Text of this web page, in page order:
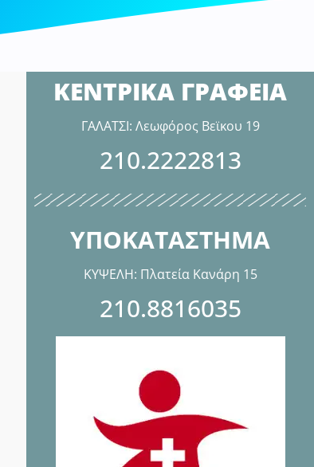
ΚΕΝΤΡΙΚΑ ΓΡΑΦΕΙΑ
ΓΑΛΑΤΣΙ: Λεωφόρος Βεϊκου 19
210.2222813
ΥΠΟΚΑΤΑΣΤΗΜΑ
ΚΥΨΕΛΗ: Πλατεία Κανάρη 15
210.8816035